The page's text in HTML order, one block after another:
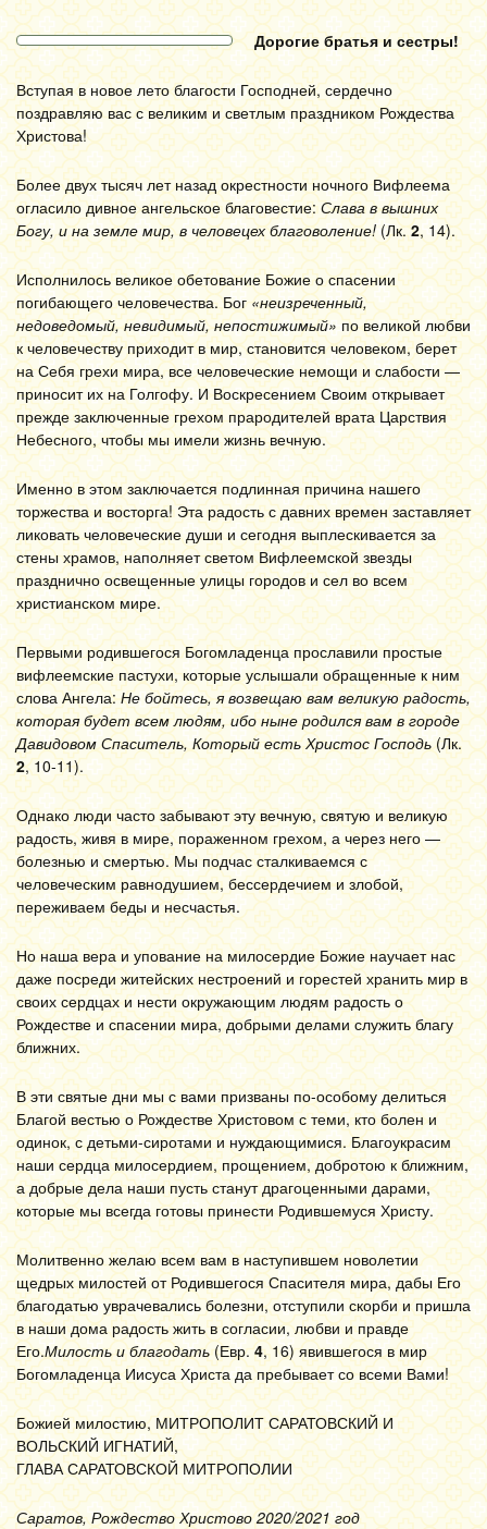
Дорогие братья и сестры!
Вступая в новое лето благости Господней, сердечно
поздравляю вас с великим и светлым праздником Рождества
Христова!
Более двух тысяч лет назад окрестности ночного Вифлеема
огласило дивное ангельское благовестие: Слава в вышних
Богу, и на земле мир, в человецех благоволение! (Лк. 2, 14).
Исполнилось великое обетование Божие о спасении
погибающего человечества. Бог «неизреченный,
недоведомый, невидимый, непостижимый» по великой любви
к человечеству приходит в мир, становится человеком, берет
на Себя грехи мира, все человеческие немощи и слабости —
приносит их на Голгофу. И Воскресением Своим открывает
прежде заключенные грехом прародителей врата Царствия
Небесного, чтобы мы имели жизнь вечную.
Именно в этом заключается подлинная причина нашего
торжества и восторга! Эта радость с давних времен заставляет
ликовать человеческие души и сегодня выплескивается за
стены храмов, наполняет светом Вифлеемской звезды
празднично освещенные улицы городов и сел во всем
христианском мире.
Первыми родившегося Бого­младенца прославили простые
вифлеемские пастухи, которые услышали обращенные к ним
слова Ангела: Не бойтесь, я возвещаю вам великую радость,
которая будет всем людям, ибо ныне родился вам в городе
Давидовом Спаситель, Который есть Христос Господь(Лк.
2, 10-11).
Однако люди часто забывают эту вечную, святую и великую
радость, живя в мире, пораженном грехом, а через него —
болезнью и смертью. Мы подчас сталкиваемся с
человеческим равнодушием, бессердечием и злобой,
переживаем беды и несчастья.
Но наша вера и упование на милосердие Божие научает нас
даже посреди житейских нестроений и горестей хранить мир в
своих сердцах и нести окружающим людям радость о
Рождестве и спасении мира, добрыми делами служить благу
ближних.
В эти святые дни мы с вами призваны по-особому делиться
Благой вестью о Рождестве Христовом с теми, кто болен и
одинок, с детьми-сиротами и нуждающимися. Благоукрасим
наши сердца милосердием, прощением, добротою к ближним,
а добрые дела наши пусть станут драгоценными дарами,
которые мы всегда готовы принести Родившемуся Христу.
Молитвенно желаю всем вам в наступившем новолетии
щедрых милостей от Родившегося Спасителя мира, дабы Его
благодатью уврачевались болезни, отступили скорби и пришла
в наши дома радость жить в согласии, любви и правде
Его.Милость и благодать (Евр. 4, 16) явившегося в мир
Богомладенца Иисуса Христа да пребывает со всеми Вами!
Божией милостию, МИТРОПОЛИТ САРАТОВСКИЙ И
ВОЛЬСКИЙ ИГНАТИЙ,
ГЛАВА САРАТОВСКОЙ МИТРОПОЛИИ
Саратов,Рождество Христово 2020/2021 год